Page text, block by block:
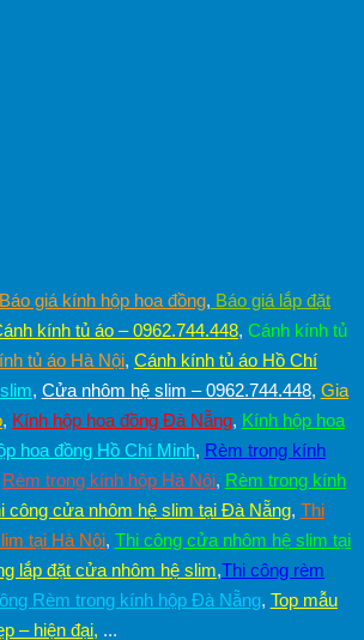
Báo giá kính hộp hoa đồng, Báo giá lắp đặt
kính tủ áo – 0962.744.448, Cánh kính tủ
tủ áo Hà Nội, Cánh kính tủ áo Hồ Chí
, Cửa nhôm hệ slim – 0962.744.448, Gia
, Kính hộp hoa đồng Đà Nẵng, Kính hộp hoa
hoa đồng Hồ Chí Minh, Rèm trong kính
Rèm trong kính hộp Hà Nội, Rèm trong kính
công cửa nhôm hệ slim tại Đà Nẵng, Thi
tại Hà Nội, Thi công cửa nhôm hệ slim tại
lắp đặt cửa nhôm hệ slim,Thi công rèm
Rèm trong kính hộp Đà Nẵng, Top mẫu
– hiện đại, ...